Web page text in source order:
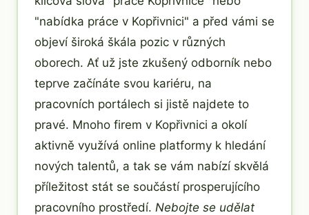
"nabídka práce v Kopřivnici" a před vámi se
objeví široká škála pozic v různých
oborech. Ať už jste zkušený odborník nebo
teprve začínáte svou kariéru, na
pracovních portálech si jistě najdete to
pravé. Mnoho firem v Kopřivnici a okolí
aktivně využívá online platformy k hledání
nových talentů, a tak se vám nabízí skvělá
příležitost stát se součástí prosperujícího
pracovního prostředí. Nebojte se udělat